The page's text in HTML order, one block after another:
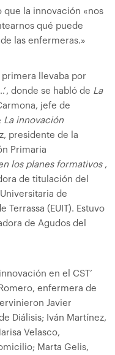
que la innovación «nos
qué puede
las enfermeras.»
primera llevaba por
donde se habló de La
jefe de
La innovación
presidente de la
Primaria
los planes formativos,
de titulación del
de
Terrassa (EUIT). Estuvo
de Agudos del
en el CST’
enfermera de
Javier
Diálisis; Iván Martínez,
Velasco,
Marta Gelis,